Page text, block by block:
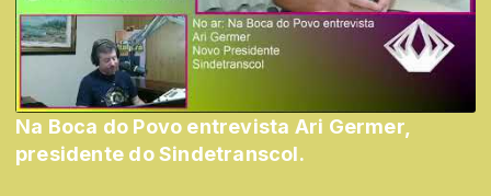
Na Boca do Povo entrevista Ari Germer,
presidente do Sindetranscol.